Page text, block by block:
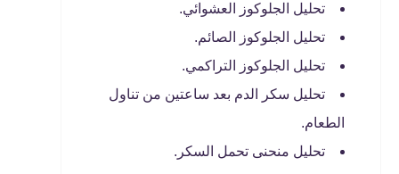
تحليل الجلوكوز العشوائي.
تحليل الجلوكوز الصائم.
تحليل الجلوكوز التراكمي.
تحليل سكر الدم بعد ساعتين من تناول
الطعام.
تحليل منحنى تحمل السكر.